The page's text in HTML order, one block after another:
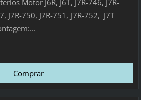
Motor J6R, J6T, J7R-746, J7R-
J7R-750, J7R-751, J7R-752, J7T